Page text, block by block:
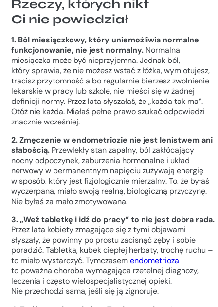
Rzeczy, których nikt
Ci nie powiedział
1. Ból miesiączkowy, który uniemożliwia normalne
funkcjonowanie, nie jest normalny. Normalna
miesiączka może być nieprzyjemna. Jednak ból,
który sprawia, że nie możesz wstać z łóżka, wymiotujesz,
tracisz przytomność albo regularnie bierzesz zwolnienie
lekarskie w pracy lub szkole, nie mieści się w żadnej
definicji normy. Przez lata słyszałaś, że „każda tak ma”.
Otóż nie każda. Miałaś pełne prawo szukać odpowiedzi
znacznie wcześniej.
2. Zmęczenie w endometriozie nie jest lenistwem ani
słabością. Przewlekły stan zapalny, ból zakłócający
nocny odpoczynek, zaburzenia hormonalne i układ
nerwowy w permanentnym napięciu zużywają energię
w sposób, który jest fizjologicznie mierzalny. To, że byłaś
wyczerpana, miało swoją realną, biologiczną przyczynę.
Nie byłaś za mało zmotywowana.
3. „Weź tabletkę i idź do pracy” to nie jest dobra rada.
Przez lata kobiety zmagające się z tymi objawami
słyszały, że powinny po prostu zacisnąć zęby i sobie
poradzić. Tabletka, kubek ciepłej herbaty, trochę ruchu –
to miało wystarczyć. Tymczasemendometrioza
to poważna choroba wymagająca rzetelnej diagnozy,
leczenia i często wielospecjalistycznej opieki.
Nie przechodzi sama, jeśli się ją zignoruje.